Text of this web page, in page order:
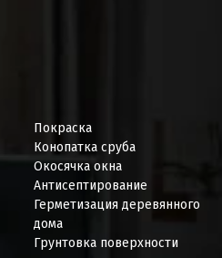
Покраска
Конопатка сруба
Окосячка окна
Антисептирование
Герметизация деревянного
дома
Грунтовка поверхности